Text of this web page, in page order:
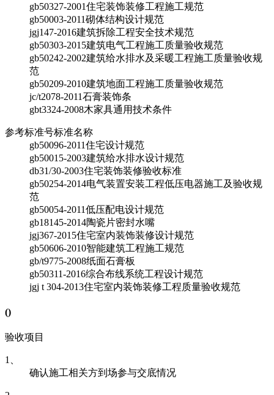
gb50327-2001住宅装饰装修工程施工规范
gb50003-2011砌体结构设计规范
jgj147-2016建筑拆除工程安全技术规范
gb50303-2015建筑电气工程施工质量验收规范
gb50242-2002建筑给水排水及采暖工程施工质量验收规
范
gb50209-2010建筑地面工程施工质量验收规范
jc/t2078-2011石膏装饰条
gbt3324-2008木家具通用技术条件
参考标准号标准名称
gb50096-2011住宅设计规范
gb50015-2003建筑给水排水设计规范
db31/30-2003住宅装饰装修验收标准
gb50254-2014电气装置安装工程低压电器施工及验收规
范
gb50054-2011低压配电设计规范
gb18145-2014陶瓷片密封水嘴
jgj367-2015住宅室内装饰装修设计规范
gb50606-2010智能建筑工程施工规范
gb/t9775-2008纸面石膏板
gb50311-2016综合布线系统工程设计规范
jgj t 304-2013住宅室内装饰装修工程质量验收规范
()
验收项目
1、
确认施工相关方到场参与交底情况